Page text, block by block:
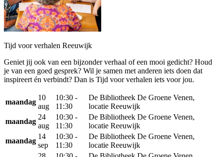
Tijd voor verhalen Reeuwijk
Geniet jij ook van een bijzonder verhaal of een mooi gedicht? Houd
je van een goed gesprek? Wil je samen met anderen iets doen dat
inspireert én verbindt? Dan is Tijd voor verhalen iets voor jou.
maandag
10
aug
10:30 -
11:30
De Bibliotheek De Groene Venen,
locatie Reeuwijk
maandag
24
aug
10:30 -
11:30
De Bibliotheek De Groene Venen,
locatie Reeuwijk
maandag
14
sep
10:30 -
11:30
De Bibliotheek De Groene Venen,
locatie Reeuwijk